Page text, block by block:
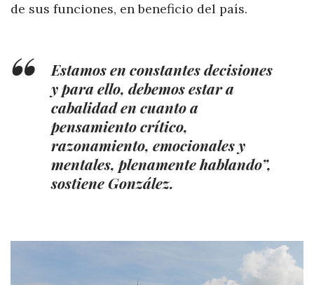
de sus funciones, en beneficio del país.
Estamos en constantes decisiones
y para ello, debemos estar a
cabalidad en cuanto a
pensamiento crítico,
razonamiento, emocionales y
mentales, plenamente hablando”,
sostiene González.